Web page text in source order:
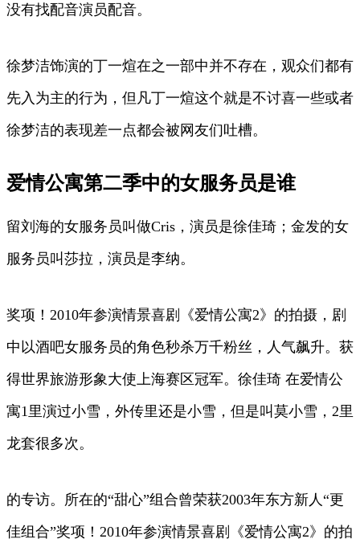
没有找配音演员配音。
徐梦洁饰演的丁一煊在之一部中并不存在，观众们都有
先入为主的行为，但凡丁一煊这个就是不讨喜一些或者
徐梦洁的表现差一点都会被网友们吐槽。
爱情公寓第二季中的女服务员是谁
留刘海的女服务员叫做Cris，演员是徐佳琦；金发的女
服务员叫莎拉，演员是李纳。
奖项！2010年参演情景喜剧《爱情公寓2》的拍摄，剧
中以酒吧女服务员的角色秒杀万千粉丝，人气飙升。获
得世界旅游形象大使上海赛区冠军。徐佳琦 在爱情公
寓1里演过小雪，外传里还是小雪，但是叫莫小雪，2里
龙套很多次。
的专访。所在的“甜心”组合曾荣获2003年东方新人“更
佳组合”奖项！2010年参演情景喜剧《爱情公寓2》的拍